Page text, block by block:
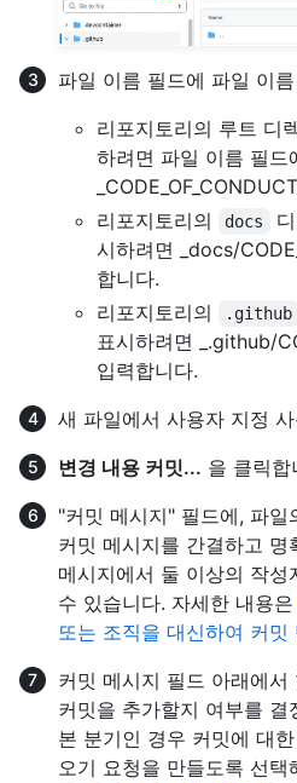
파일 이름 필드에 파일 이
리포지토리의 루트 디
하려면 파일 이름 필드
리포지토리의
docs
시하려면 _docs/
합니다.
리포지토리의
.github
표시하려면 _.github/
입력합니다.
새 파일에서 사용자 지정
변경 내용 커밋... 을 클릭합
"커밋 메시지" 필드에, 파
커밋 메시지를 간결하고 명
메시지에서 둘 이상의 작
수 있습니다. 자세한 내용은
또는 조직을 대신하여 커밋
커밋 메시지 필드 아래에
커밋을 추가할지 여부를 결
본 분기인 경우 커밋에 대
오기 요청을 만들도록 선